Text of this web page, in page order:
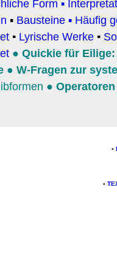
Form ▪
▪ Bausteine ▪ Häufig
▪ Lyrische Werke ▪
● Quickie für
● W-Fragen zur
●
▪
▪